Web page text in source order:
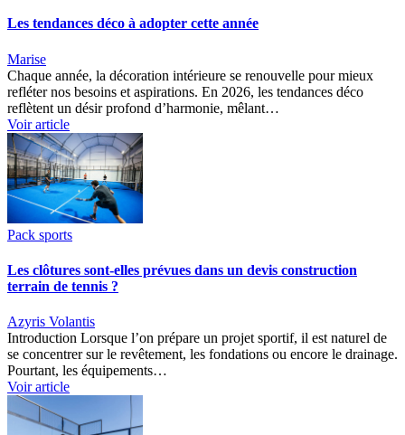
Les tendances déco à adopter cette année
Marise
Chaque année, la décoration intérieure se renouvelle pour mieux
refléter nos besoins et aspirations. En 2026, les tendances déco
reflètent un désir profond d’harmonie, mêlant…
Voir article
Pack sports
Les clôtures sont-elles prévues dans un devis construction
terrain de tennis ?
Azyris Volantis
Introduction Lorsque l’on prépare un projet sportif, il est naturel de
se concentrer sur le revêtement, les fondations ou encore le drainage.
Pourtant, les équipements…
Voir article